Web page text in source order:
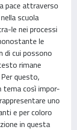
pace attraverso
scuola
le nei processi
le
di cui possono
rimane
questo,
tema così impor-
uno
e per coloro
in questa